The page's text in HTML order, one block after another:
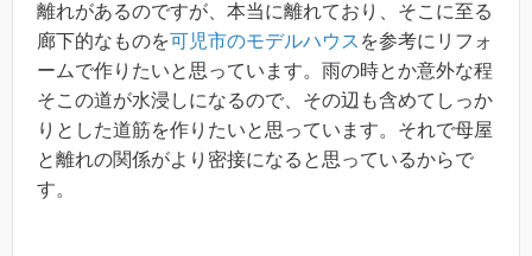
離れがあるのですが、本当に離れており、そこに至る
廊下的なものを可児市のモデルハウス を参考にリフォ
ームで作りたいと思っています。雨の時とか意外な程
そこの道が水浸しになるので、その辺も含めてしっか
りとした道筋を作りたいと思っています。それで母屋
と離れの関係がより密接になると思っているからで
す。